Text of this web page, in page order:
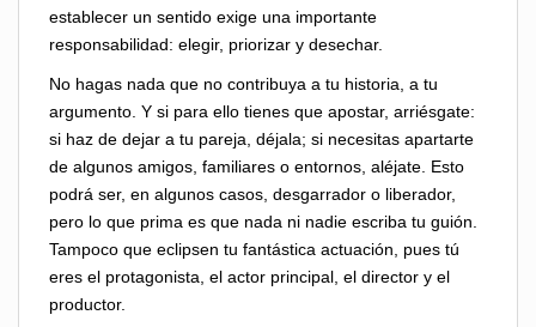
establecer un sentido exige una importante
responsabilidad: elegir, priorizar y desechar.
No hagas nada que no contribuya a tu historia, a tu
argumento. Y si para ello tienes que apostar, arriésgate:
si haz de dejar a tu pareja, déjala; si necesitas apartarte
de algunos amigos, familiares o entornos, aléjate. Esto
podrá ser, en algunos casos, desgarrador o liberador,
pero lo que prima es que nada ni nadie escriba tu guión.
Tampoco que eclipsen tu fantástica actuación, pues tú
eres el protagonista, el actor principal, el director y el
productor.